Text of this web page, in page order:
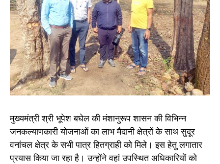
मुख्यमंत्री श्री भूपेश बघेल की मंशानुरूप शासन की विभिन्न
जनकल्याणकारी योजनाओं का लाभ मैदानी क्षेत्रों के साथ सुदूर
वनांचल क्षेत्र के सभी पात्र हितग्राही को मिले। इस हेतु लगातार
प्रयास किया जा रहा है। उन्होंने वहां उपस्थित अधिकारियों को